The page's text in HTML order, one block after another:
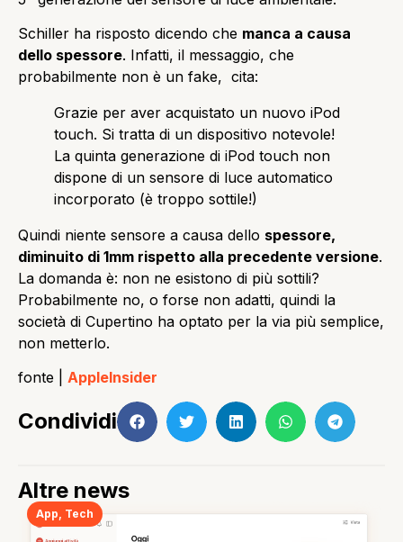
Schiller ha risposto dicendo che manca a causa
dello spessore. Infatti, il messaggio, che
probabilmente non è un fake, cita:
Grazie per aver acquistato un nuovo iPod
touch. Si tratta di un dispositivo notevole!
La quinta generazione di iPod touch non
dispone di un sensore di luce automatico
incorporato (è troppo sottile!)
Quindi niente sensore a causa dello spessore,
diminuito di 1mm rispetto alla precedente versione.
La domanda è: non ne esistono di più sottili?
Probabilmente no, o forse non adatti, quindi la
società di Cupertino ha optato per la via più semplice,
non metterlo.
fonte | AppleInsider
Condividi
Altre news
App Tech